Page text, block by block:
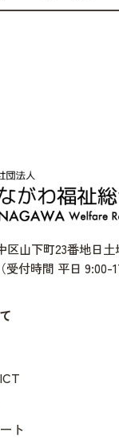
区山下町23番地日
付時間 平日 9:00-
ト